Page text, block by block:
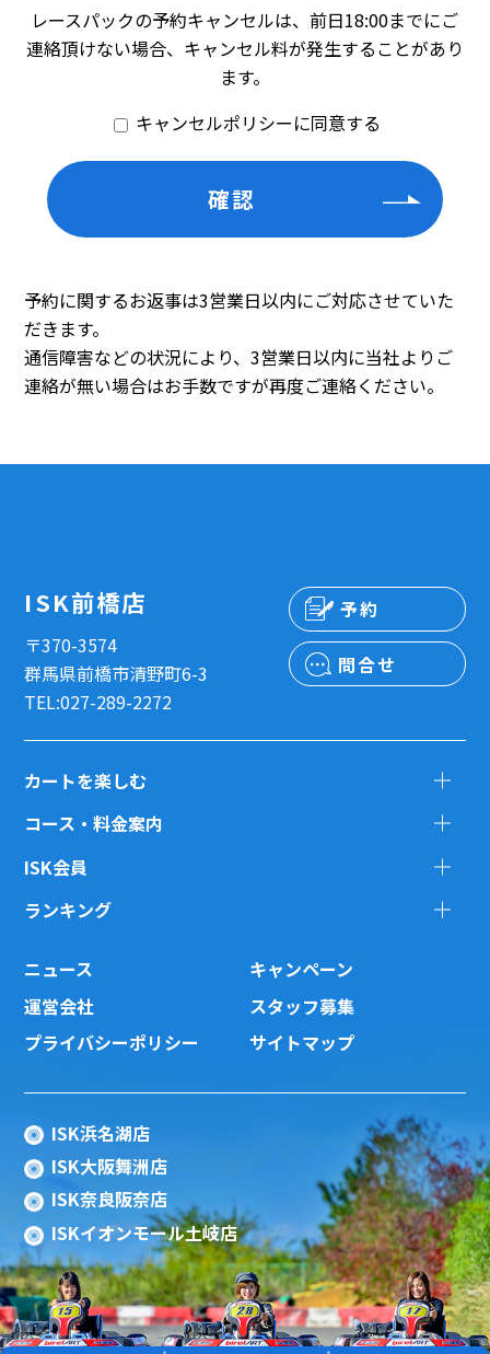
レースパックの予約キャンセルは、前日18:00までにご
連絡頂けない場合、キャンセル料が発生することがあり
ます。
キャンセルポリシーに同意する
予約に関するお返事は3営業日以内にご対応させていた
だきます。
通信障害などの状況により、3営業日以内に当社よりご
連絡が無い場合はお手数ですが再度ご連絡ください。
ISK前橋店
〒370-3574
群馬県前橋市清野町6-3
TEL:027-289-2272
予約
問合せ
カートを楽しむ
コース・料金案内
ISK会員
ランキング
ニュース
キャンペーン
運営会社
スタッフ募集
プライバシーポリシー
サイトマップ
ISK浜名湖店
ISK大阪舞洲店
ISK奈良阪奈店
ISKイオンモール土岐店